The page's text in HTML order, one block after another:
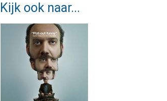
Kijk ook naar...